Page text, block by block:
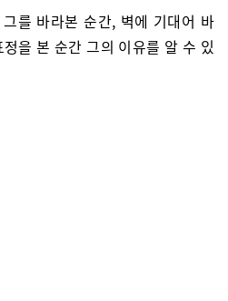
를 바라본 순간, 벽에 기대어 바
을 본 순간 그의 이유를 알 수 있